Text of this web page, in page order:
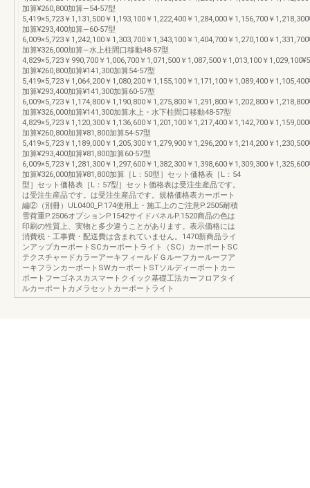
加算¥260,800加算―54-57型
5,419×5,723￥1,131,500￥1,193,100￥1,222,400￥1,284,000￥1,156,700￥
加算¥293,400加算―60-57型
6,009×5,723￥1,242,100￥1,303,700￥1,343,100￥1,404,700￥1,270,100￥
加算¥326,000加算―水上柱間口移動48-57型
4,829×5,723￥990,700￥1,006,700￥1,071,500￥1,087,500￥1,013,100￥
加算¥260,800加算¥141,300加算54-57型
5,419×5,723￥1,064,200￥1,080,200￥1,155,100￥1,171,100￥1,089,400￥
加算¥293,400加算¥141,300加算60-57型
6,009×5,723￥1,174,800￥1,190,800￥1,275,800￥1,291,800￥1,202,800￥
加算¥326,000加算¥141,300加算水上・水下柱間口移動48-57型
4,829×5,723￥1,120,300￥1,136,600￥1,201,100￥1,217,400￥1,142,700￥
加算¥260,800加算¥81,800加算54-57型
5,419×5,723￥1,189,000￥1,205,300￥1,279,900￥1,296,200￥1,214,200￥
加算¥293,400加算¥81,800加算60-57型
6,009×5,723￥1,281,300￥1,297,600￥1,382,300￥1,398,600￥1,309,300￥
加算¥326,000加算¥81,800加算［L：50型］セット価格表［L：54
型］セット価格表［L：57型］セット価格表は受注生産品です。
は受注生産品です。は受注生産品です。規格価格表カーポート
編②（別冊）UL0400_P.174使用上・施工上のご注意P.2505耐積
雪荷重P.2506オプションP.1542サイドパネルP.1520商品の色は
印刷の性質上、実物と多少違うことがあります。表示価格には
消費税・工事費・配送費は含まれていません。1470新商品ライ
ンアップカーポートSCカーポートライト（SC）カーポートSC
テクスチャードカラーアーキフィールドＧルーフカールーフア
ーキフランカーポートSWカーポートSTソルディーポートカー
ポートフーゴネスカスマートクイック基礎工法カーフロアタイ
ルカーポートカメラセットカーポートライト